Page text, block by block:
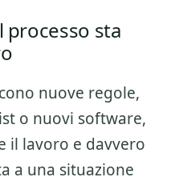
processo sta
nuove regole,
o nuovi software,
il lavoro e davvero
a una situazione